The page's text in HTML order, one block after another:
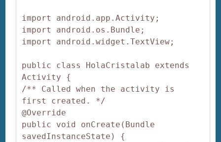
import android.app.Activity;
import android.os.Bundle;
import android.widget.TextView;
public class HolaCristalab extends
Activity {
/** Called when the activity is
first created. */
@Override
public void onCreate(Bundle
savedInstanceState) {